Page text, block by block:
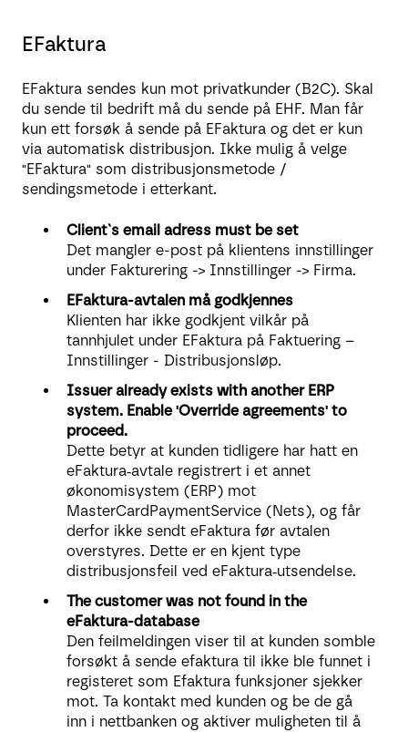
EFaktura
EFaktura sendes kun mot privatkunder (B2C). Skal
du sende til bedrift må du sende på EHF. Man får
kun ett forsøk å sende på EFaktura og det er kun
via automatisk distribusjon. Ikke mulig å velge
"EFaktura" som distribusjonsmetode /
sendingsmetode i etterkant.
Client`s email adress must be set
Det mangler e-post på klientens innstillinger
under Fakturering -> Innstillinger -> Firma.
EFaktura-avtalen må godkjennes
Klienten har ikke godkjent vilkår på
tannhjulet under EFaktura på Faktuering –
Innstillinger - Distribusjonsløp.
Issuer already exists with another ERP
system. Enable 'Override agreements' to
proceed.
Dette betyr at kunden tidligere har hatt en
eFaktura‑avtale registrert i et annet
økonomisystem (ERP) mot
MasterCardPaymentService (Nets), og får
derfor ikke sendt eFaktura før avtalen
overstyres. Dette er en kjent type
distribusjonsfeil ved eFaktura‑utsendelse.
The customer was not found in the
eFaktura-database
Den feilmeldingen viser til at kunden somble
forsøkt å sende efaktura til ikke ble funnet i
registeret som Efaktura funksjoner sjekker
mot. Ta kontakt med kunden og be de gå
inn i nettbanken og aktiver muligheten til å